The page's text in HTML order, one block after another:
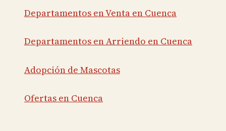
Departamentos en Venta en Cuenca
Departamentos en Arriendo en Cuenca
Adopción de Mascotas
Ofertas en Cuenca